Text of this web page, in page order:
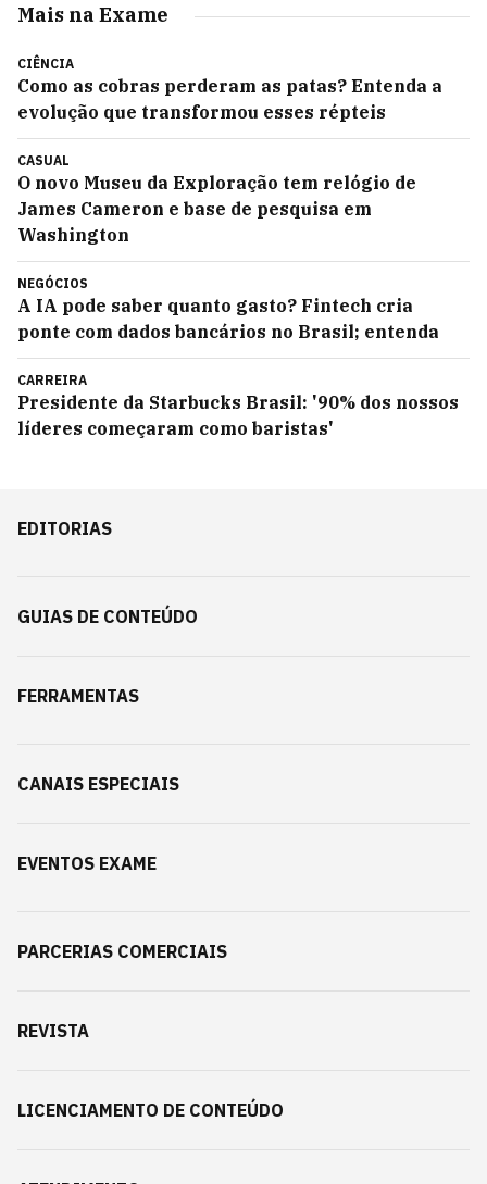
Mais na Exame
CIÊNCIA
Como as cobras perderam as patas? Entenda a
evolução que transformou esses répteis
CASUAL
O novo Museu da Exploração tem relógio de
James Cameron e base de pesquisa em
Washington
NEGÓCIOS
A IA pode saber quanto gasto? Fintech cria
ponte com dados bancários no Brasil; entenda
CARREIRA
Presidente da Starbucks Brasil: '90% dos nossos
líderes começaram como baristas'
EDITORIAS
GUIAS DE CONTEÚDO
FERRAMENTAS
CANAIS ESPECIAIS
EVENTOS EXAME
PARCERIAS COMERCIAIS
REVISTA
LICENCIAMENTO DE CONTEÚDO